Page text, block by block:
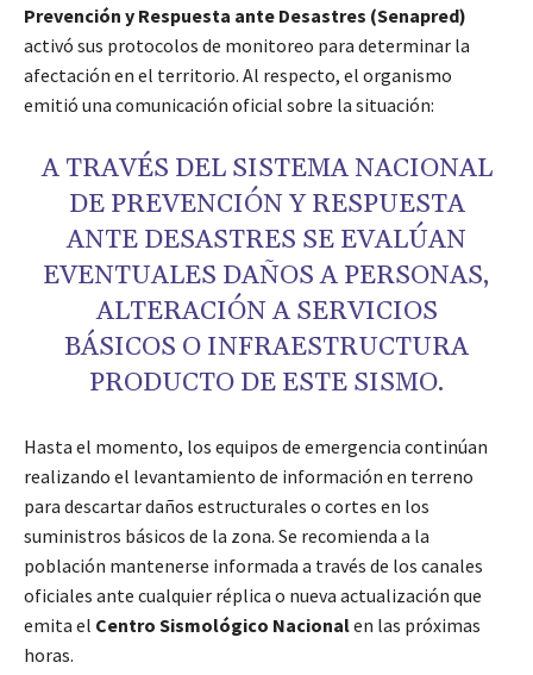
Prevención y Respuesta ante Desastres (Senapred)
activó sus protocolos de monitoreo para determinar la
afectación en el territorio. Al respecto, el organismo
emitió una comunicación oficial sobre la situación:
A TRAVÉS DEL SISTEMA NACIONAL
DE PREVENCIÓN Y RESPUESTA
ANTE DESASTRES SE EVALÚAN
EVENTUALES DAÑOS A PERSONAS,
ALTERACIÓN A SERVICIOS
BÁSICOS O INFRAESTRUCTURA
PRODUCTO DE ESTE SISMO.
Hasta el momento, los equipos de emergencia continúan
realizando el levantamiento de información en terreno
para descartar daños estructurales o cortes en los
suministros básicos de la zona. Se recomienda a la
población mantenerse informada a través de los canales
oficiales ante cualquier réplica o nueva actualización que
emita el Centro Sismológico Nacionalen las próximas
horas.